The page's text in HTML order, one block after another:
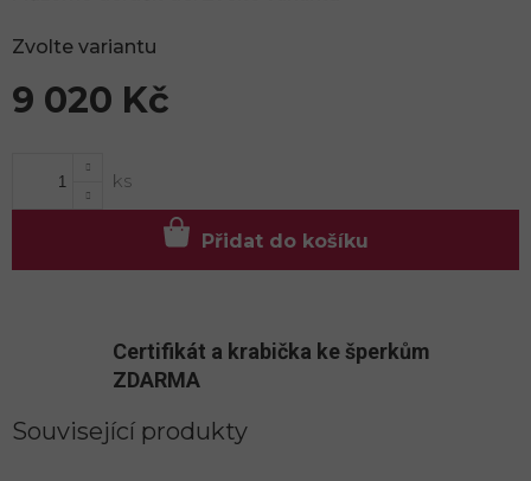
9 020 Kč
Zvolte variantu
Přidat do košíku
Certifikát a krabička ke šperkům
ZDARMA
Související produkty